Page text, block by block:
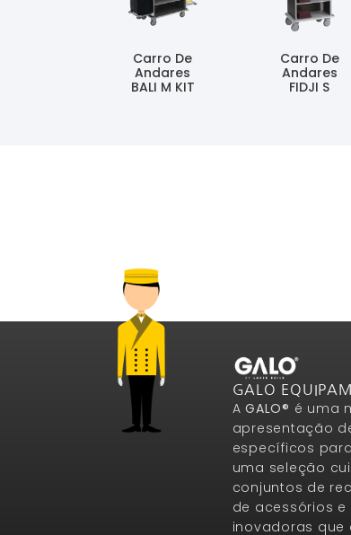
Carro De
Andares
BALI M KIT
Carro De
Andares
FIDJI S
GALO
AGALO® é uma
apresentação
específicos
uma seleção
conjuntos de
de acessórios
inovadoras que